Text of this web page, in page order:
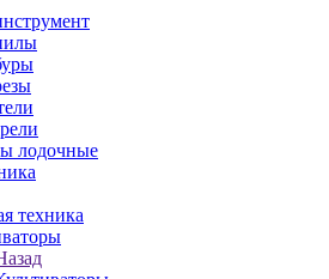
лодочные
техника